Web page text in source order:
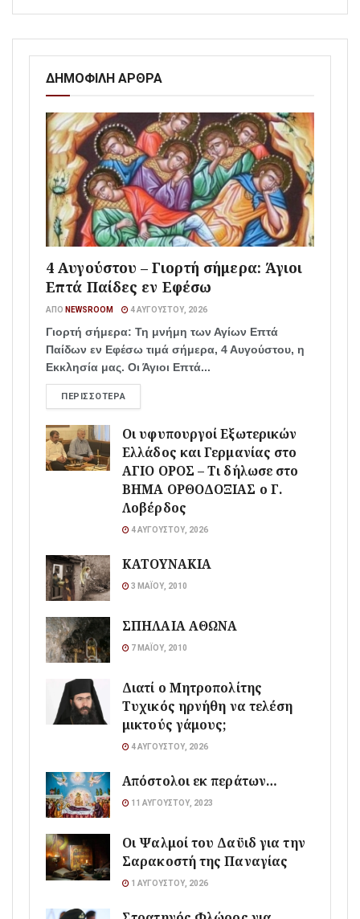
ΔΗΜΟΦΙΛΗ ΑΡΘΡΑ
4 Αυγούστου – Γιορτή σήμερα: Άγιοι
Επτά Παίδες εν Εφέσω
ΑΠΌ NEWSROOM 4 ΑΥΓΟΎΣΤΟΥ, 2026
Γιορτή σήμερα: Τη μνήμη των Αγίων Επτά
Παίδων εν Εφέσω τιμά σήμερα, 4 Αυγούστου, η
Εκκλησία μας. Οι Άγιοι Επτά...
ΠΕΡΙΣΣΌΤΕΡΑ
Οι υφυπουργοί Εξωτερικών
Ελλάδος και Γερμανίας στο
ΑΓΙΟ ΟΡΟΣ – Τι δήλωσε στο
ΒΗΜΑ ΟΡΘΟΔΟΞΙΑΣ ο Γ.
Λοβέρδος
4 ΑΥΓΟΎΣΤΟΥ, 2026
ΚΑΤΟΥΝΑΚΙΑ
3 ΜΑΪ́ΟΥ, 2010
ΣΠΗΛΑΙΑ ΑΘΩΝΑ
7 ΜΑΪ́ΟΥ, 2010
Διατί ο Μητροπολίτης
Τυχικός ηρνήθη να τελέση
μικτούς γάμους;
4 ΑΥΓΟΎΣΤΟΥ, 2026
Απόστολοι εκ περάτων…
11 ΑΥΓΟΎΣΤΟΥ, 2023
Οι Ψαλμοί του Δαϋιδ για την
Σαρακοστή της Παναγίας
1 ΑΥΓΟΎΣΤΟΥ, 2026